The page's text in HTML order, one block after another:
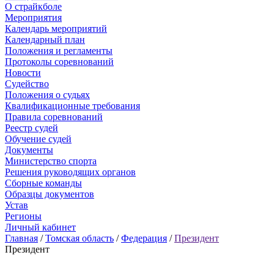
О страйкболе
Мероприятия
Календарь мероприятий
Календарный план
Положения и регламенты
Протоколы соревнований
Новости
Судейство
Положения о судьях
Квалификационные требования
Правила соревнований
Реестр судей
Обучение судей
Документы
Министерство спорта
Решения руководящих органов
Сборные команды
Образцы документов
Устав
Регионы
Личный кабинет
Главная / Томская область / Федерация / Президент
Президент